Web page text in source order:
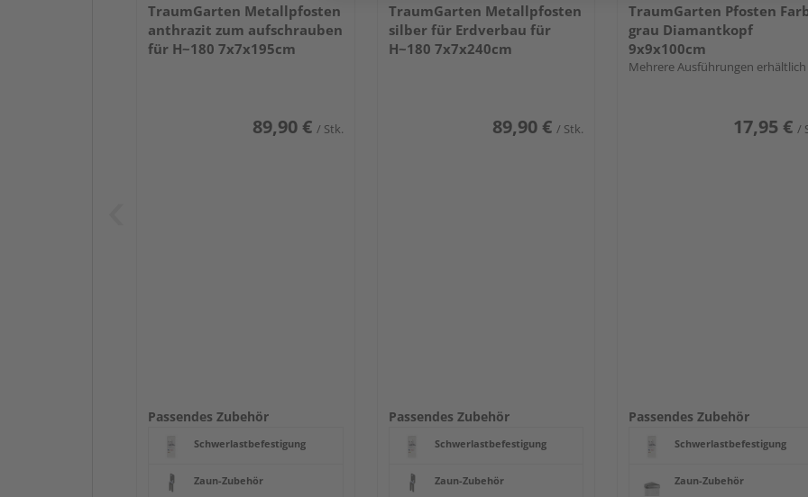
TraumGarten Metallpfosten
anthrazit zum aufschrauben
für H~180 7x7x195cm
89,90 € / Stk.
Passendes Zubehör
Schwerlastbefestigung
Zaun-Zubehör
TraumGarten Metallpfosten
silber für Erdverbau für
H~180 7x7x240cm
89,90 € / Stk.
Passendes Zubehör
Schwerlastbefestigung
Zaun-Zubehör
TraumGarten Pfosten
grau Diamantkopf
9x9x100cm
Mehrere Ausführungen erhältlich
17,95 € /
Passendes Zubehör
Schwerlastbefestigung
Zaun-Zubehör